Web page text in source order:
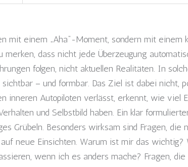
mit einem „Aha“-Moment, sondern mit einem
merken, dass nicht jede Überzeugung
folgen, nicht aktuellen Realitäten. In
– und formbar. Das Ziel ist dabei nicht,
inneren Autopiloten verlässt, erkennt, wie viel
und Selbstbild haben. Ein klar
Grübeln. Besonders wirksam sind Fragen, die
neue Einsichten. Warum ist mir das wichtig?
wenn ich es anders mache? Fragen, die